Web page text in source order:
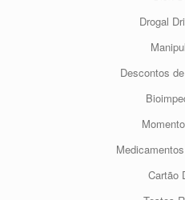
Drogal
Descontos
Cartão